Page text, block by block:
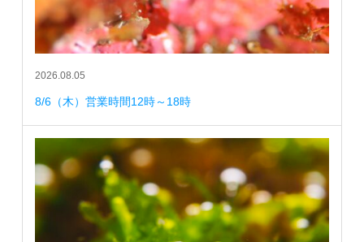
2026.08.05
8/6（木）営業時間12時～18時